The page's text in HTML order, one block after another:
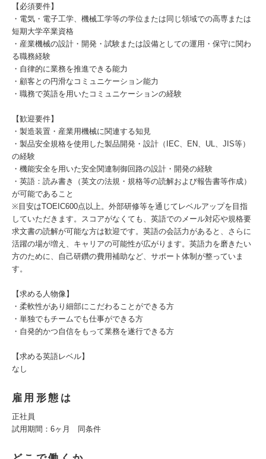
【必須要件】
・電気・電子工学、機械工学等の学位または同じ領域での高専または
短期大学卒業資格
・産業機械の設計・開発・試験または設備としての運用・保守に関わ
る職務経験
・自律的に業務を推進できる能力
・顧客との円滑なコミュニケーション能力
・職務で英語を用いたコミュニケーションの経験
【歓迎要件】
・製造装置・産業用機械に関連する知見
・製品安全規格を使用した製品開発・設計（IEC、EN、UL、JIS等）
の経験
・機能安全を用いた安全関連制御回路の設計・開発の経験
・英語：読み書き（英文の法規・規格等の読解および報告書等作成）
が可能であること
※目安はTOEIC600点以上。外部研修等を通じてレベルアップを目指
していただきます。スコアがなくても、英語でのメール対応や規格要
求文書の読解が可能な方は歓迎です。英語の会話力があると、さらに
活躍の場が増え、キャリアの可能性が広がります。英語力を磨きたい
方のために、自己研鑽の費用補助など、サポート体制が整っていま
す。
【求める人物像】
・柔軟性があり細部にこだわることができる方
・単独でもチームでも仕事ができる方
・自発的かつ自信をもって業務を遂行できる方
【求める英語レベル】
なし
雇用形態は
正社員
試用期間：6ヶ月 同条件